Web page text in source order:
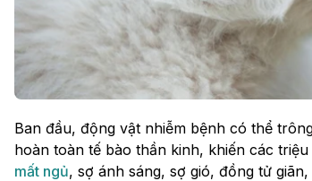
Ban đầu, động vật nhiễm bệnh có thể
hoàn toàn tế bào thần kinh, khiến các
mất ngủ, sợ ánh sáng, sợ gió, đồng tử